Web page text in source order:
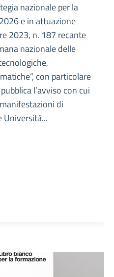
nazionale per la
e in attuazione
2023, n. 187 recante
nazionale delle
con particolare
l’avviso con cui
di
Università...